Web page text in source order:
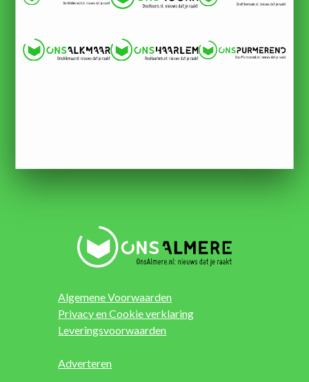
Algemene Voorwaarden
Privacy en Cookie verklaring
Leveringsvoorwaarden
Adverteren